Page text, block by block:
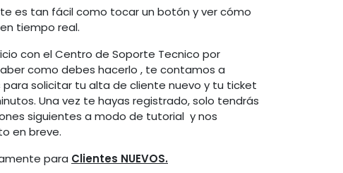
es tan fácil como tocar un botón y ver cómo
tiempo real.
con el Centro de Soporte Tecnico por
como debes hacerlo , te contamos a
solicitar tu alta de cliente nuevo y tu ticket
Una vez te hayas registrado, solo tendrás
siguientes a modo de tutorial y nos
en breve.
para Clientes NUEVOS.